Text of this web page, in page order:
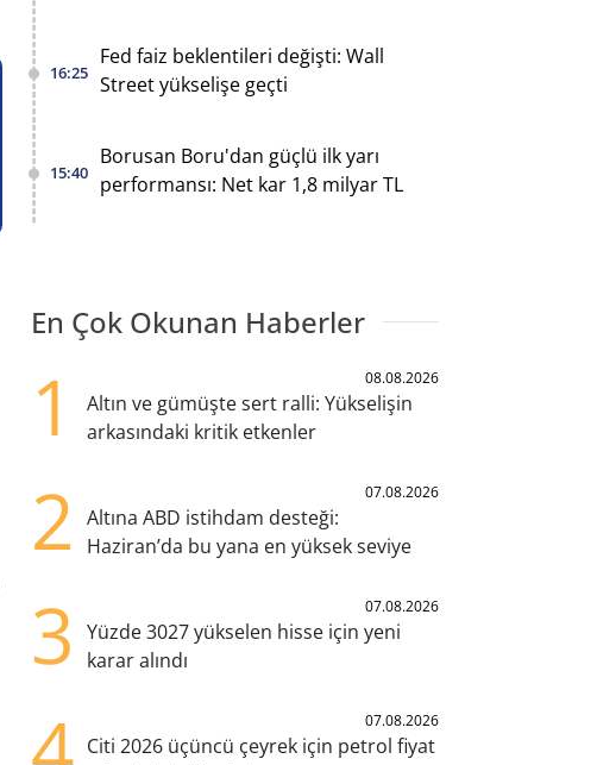
16:25
Fed faiz beklentileri değişti: Wall
Street yükselişe geçti
15:40
Borusan Boru'dan güçlü ilk yarı
performansı: Net kar 1,8 milyar TL
En Çok Okunan Haberler
1 08.08.2026
Altın ve gümüşte sert ralli: Yükselişin
arkasındaki kritik etkenler
2 07.08.2026
Altına ABD istihdam desteği:
Haziran’da bu yana en yüksek seviye
3 07.08.2026
Yüzde 3027 yükselen hisse için yeni
karar alındı
07.08.2026
Citi 2026 üçüncü çeyrek için petrol fiyat